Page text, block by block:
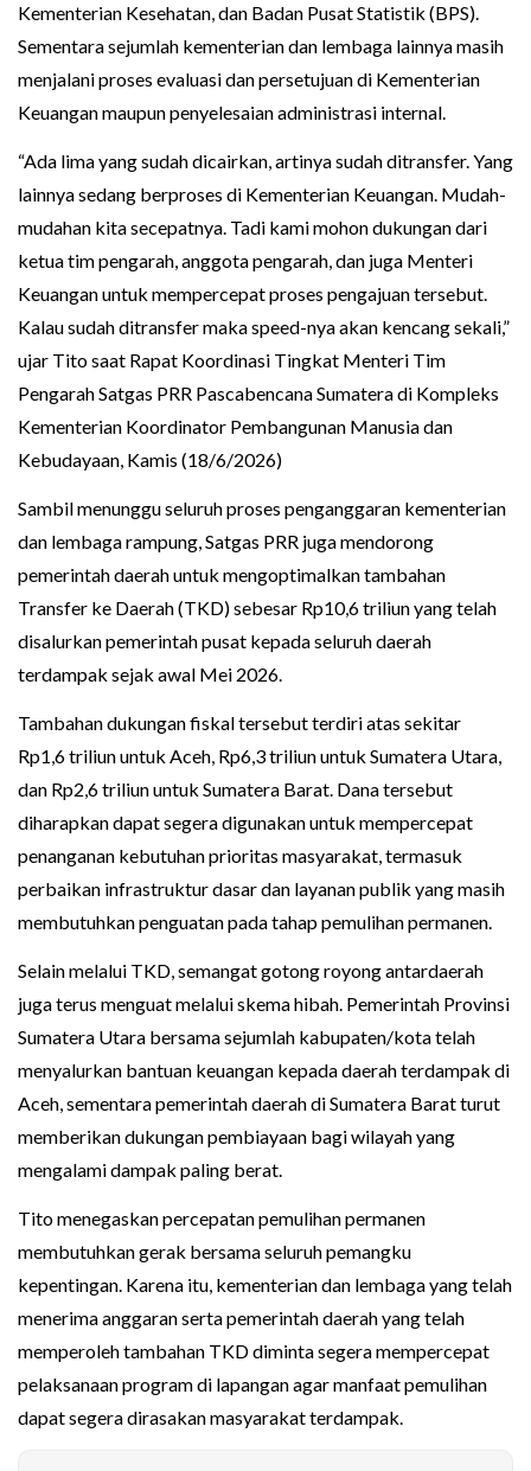
Kementerian Kesehatan, dan Badan Pusat Statistik (BPS).
Sementara sejumlah kementerian dan lembaga lainnya masih
menjalani proses evaluasi dan persetujuan di Kementerian
Keuangan maupun penyelesaian administrasi internal.
“Ada lima yang sudah dicairkan, artinya sudah ditransfer. Yang
lainnya sedang berproses di Kementerian Keuangan. Mudah-
mudahan kita secepatnya. Tadi kami mohon dukungan dari
ketua tim pengarah, anggota pengarah, dan juga Menteri
Keuangan untuk mempercepat proses pengajuan tersebut.
Kalau sudah ditransfer maka speed-nya akan kencang sekali,”
ujar Tito saat Rapat Koordinasi Tingkat Menteri Tim
Pengarah Satgas PRR Pascabencana Sumatera di Kompleks
Kementerian Koordinator Pembangunan Manusia dan
Kebudayaan, Kamis (18/6/2026)
Sambil menunggu seluruh proses penganggaran kementerian
dan lembaga rampung, Satgas PRR juga mendorong
pemerintah daerah untuk mengoptimalkan tambahan
Transfer ke Daerah (TKD) sebesar Rp10,6 triliun yang telah
disalurkan pemerintah pusat kepada seluruh daerah
terdampak sejak awal Mei 2026.
Tambahan dukungan fiskal tersebut terdiri atas sekitar
Rp1,6 triliun untuk Aceh, Rp6,3 triliun untuk Sumatera Utara,
dan Rp2,6 triliun untuk Sumatera Barat. Dana tersebut
diharapkan dapat segera digunakan untuk mempercepat
penanganan kebutuhan prioritas masyarakat, termasuk
perbaikan infrastruktur dasar dan layanan publik yang masih
membutuhkan penguatan pada tahap pemulihan permanen.
Selain melalui TKD, semangat gotong royong antardaerah
juga terus menguat melalui skema hibah. Pemerintah Provinsi
Sumatera Utara bersama sejumlah kabupaten/kota telah
menyalurkan bantuan keuangan kepada daerah terdampak di
Aceh, sementara pemerintah daerah di Sumatera Barat turut
memberikan dukungan pembiayaan bagi wilayah yang
mengalami dampak paling berat.
Tito menegaskan percepatan pemulihan permanen
membutuhkan gerak bersama seluruh pemangku
kepentingan. Karena itu, kementerian dan lembaga yang telah
menerima anggaran serta pemerintah daerah yang telah
memperoleh tambahan TKD diminta segera mempercepat
pelaksanaan program di lapangan agar manfaat pemulihan
dapat segera dirasakan masyarakat terdampak.